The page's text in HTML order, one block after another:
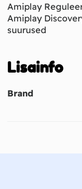
Amiplay
Amiplay
suurused
Lisainfo
Brand